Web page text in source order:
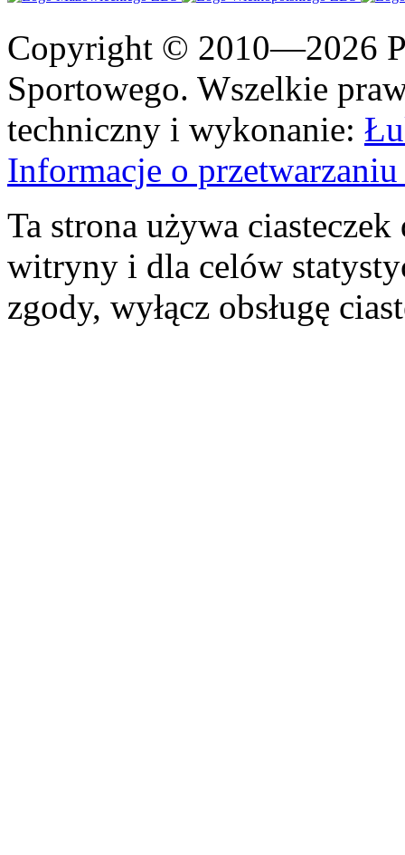
Copyright © 2010—2026
Sportowego. Wszelkie
techniczny i wykonanie:
Informacje o
Ta strona używa
witryny i dla celów
zgody, wyłącz obsługę